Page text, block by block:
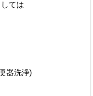
ては
器洗浄)